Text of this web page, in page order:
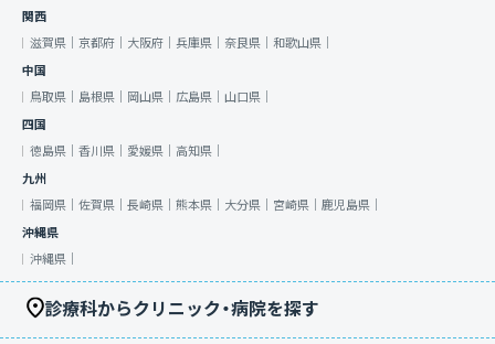
関西
滋賀県｜ 京都府｜ 大阪府｜ 兵庫県｜ 奈良県｜ 和歌山県｜
中国
鳥取県｜ 島根県｜ 岡山県｜ 広島県｜ 山口県｜
四国
徳島県｜ 香川県｜ 愛媛県｜ 高知県｜
九州
福岡県｜ 佐賀県｜ 長崎県｜ 熊本県｜ 大分県｜ 宮崎県｜ 鹿児島県｜
沖縄県
沖縄県｜
診療科からクリニック・病院を探す